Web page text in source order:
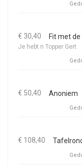
€ 30,40 Fit met de
Je hebt n Topper Gert
€ 50,40 Anoniem
€ 108,40